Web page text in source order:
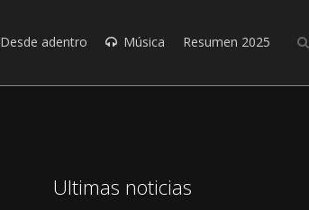
Desde adentro Música Resumen 2025
Ultimas noticias